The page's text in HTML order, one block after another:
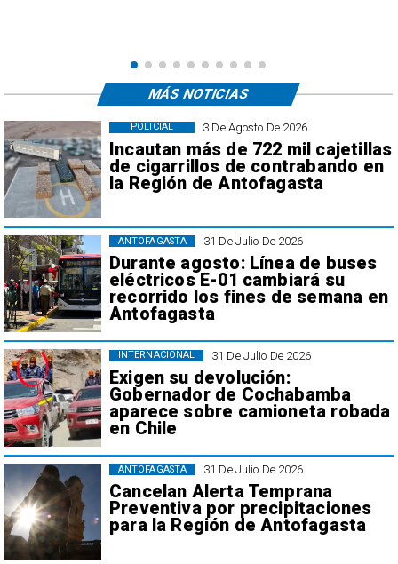
3 De Agosto De 2026
Incautan más de 722 mil cajetillas
de cigarrillos de contrabando en
la Región de Antofagasta
POLICIAL
31 De Julio De 2026
Durante agosto: Línea de buses
eléctricos E-01 cambiará su
recorrido los fines de semana en
Antofagasta
ANTOFAGASTA
31 De Julio De 2026
Exigen su devolución:
Gobernador de Cochabamba
aparece sobre camioneta robada
en Chile
INTERNACIONAL
31 De Julio De 2026
Cancelan Alerta Temprana
Preventiva por precipitaciones
para la Región de Antofagasta
ANTOFAGASTA
MÁS NOTICIAS